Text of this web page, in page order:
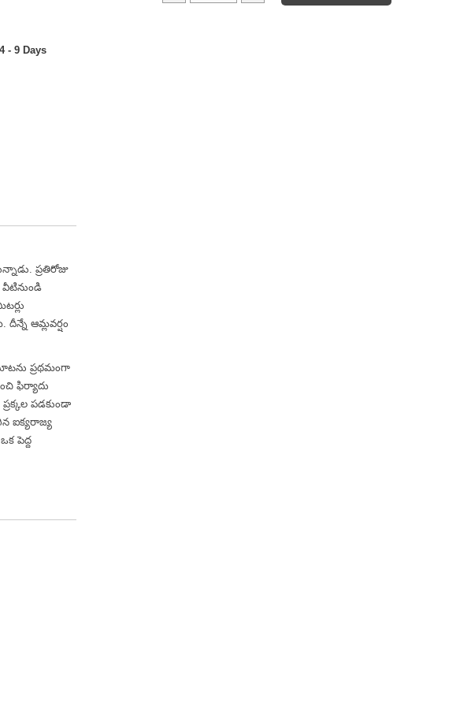
4 - 9 Days
ప్రతిరోజు
వీటినుండి
ఆమ్లవర్షం
ప్రథమంగా
ఫిర్యాదు
పడకుండా
ఐక్యరాజ్య
పెద్ద